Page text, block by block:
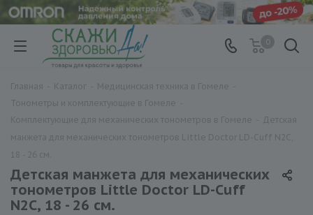
Детская манжета для механических
тонометров Little Doctor LD-Cuff
N2С, 18 - 26 см.